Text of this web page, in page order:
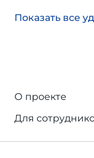
Показать все
О проекте
Для